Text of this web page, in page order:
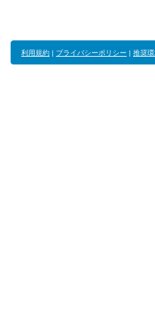
利用規約 | プライバシーポリシー | 推奨